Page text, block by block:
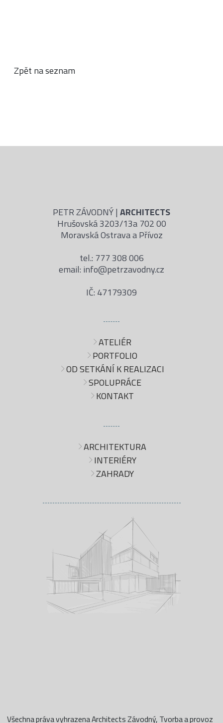
PETR ZÁVODNÝ | ARCHITECTS
Hrušovská 3203/13a 702 00
Moravská Ostrava a Přívoz
tel.: 777 308 006
email: info@petrzavodny.cz
IČ: 47179309
ATELIÉR
PORTFOLIO
OD SETKÁNÍ K REALIZACI
SPOLUPRÁCE
KONTAKT
ARCHITEKTURA
INTERIÉRY
ZAHRADY
Všechna práva vyhrazena Architects Závodný, Tvorba a provoz